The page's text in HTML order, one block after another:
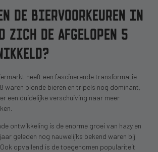
DE BIERVOORKEUREN IN
ZICH DE AFGELOPEN 5
heeft een fascinerende transformatie
waren blonde bieren en tripels nog dominant,
een duidelijke verschuiving naar meer
ontwikkeling is de enorme groei van hazy en
jaar geleden nog nauwelijks bekend waren bij
opvallend is de toegenomen populariteit